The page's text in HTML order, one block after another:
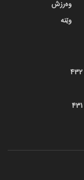
وەرزش
وێنە